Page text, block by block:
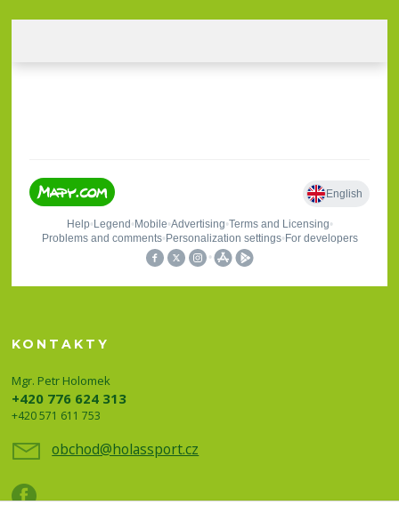
KONTAKTY
Mgr. Petr Holomek
+420 776 624 313
+420 571 611 753
obchod@holassport.cz